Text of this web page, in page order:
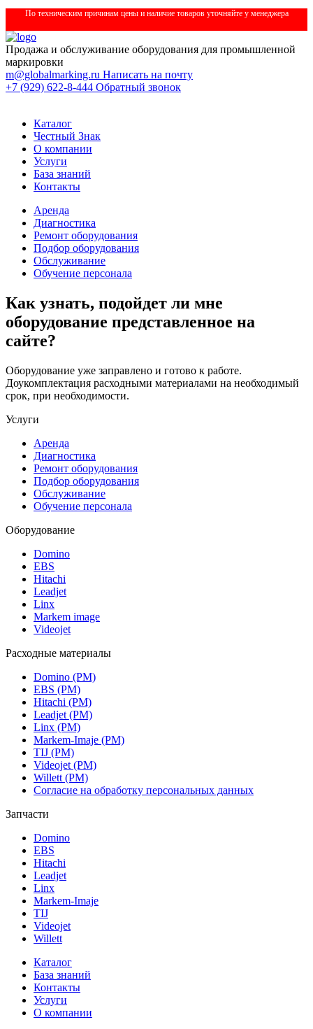
По техническим причинам цены и наличие товаров уточняйте у менеджера
Продажа и обслуживание оборудования для промышленной
маркировки
m@globalmarking.ru Написать на почту
+7 (929) 622-8-444 Обратный звонок
Каталог
Честный Знак
О компании
Услуги
База знаний
Контакты
Аренда
Диагностика
Ремонт оборудования
Подбор оборудования
Обслуживание
Обучение персонала
Как узнать, подойдет ли мне
оборудование представленное на
сайте?
Оборудование уже заправлено и готово к работе.
Доукомплектация расходными материалами на необходимый
срок, при необходимости.
Услуги
Аренда
Диагностика
Ремонт оборудования
Подбор оборудования
Обслуживание
Обучение персонала
Оборудование
Domino
EBS
Hitachi
Leadjet
Linx
Markem image
Videojet
Расходные материалы
Domino (РМ)
EBS (РМ)
Hitachi (РМ)
Leadjet (РМ)
Linx (РМ)
Markem-Imaje (РМ)
TIJ (РМ)
Videojet (РМ)
Willett (РМ)
Согласие на обработку персональных данных
Запчасти
Domino
EBS
Hitachi
Leadjet
Linx
Markem-Imaje
TIJ
Videojet
Willett
Каталог
База знаний
Контакты
Услуги
О компании